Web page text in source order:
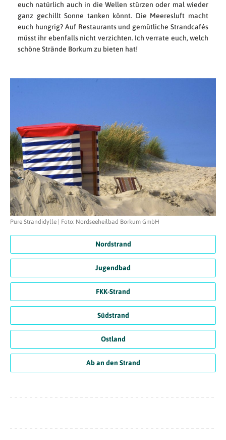
euch natürlich auch in die Wellen stürzen oder mal wieder
ganz gechillt Sonne tanken könnt. Die Meeresluft macht
euch hungrig? Auf Restaurants und gemütliche Strandcafés
müsst ihr ebenfalls nicht verzichten. Ich verrate euch, welch
schöne Strände Borkum zu bieten hat!
Pure Strandidylle | Foto: Nordseeheilbad Borkum GmbH
Nordstrand
Jugendbad
FKK-Strand
Südstrand
Ostland
Ab an den Strand